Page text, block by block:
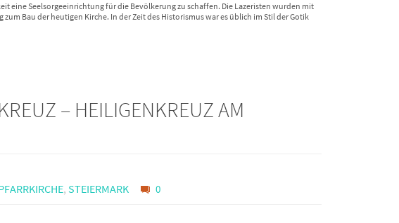
eine Seelsorgeeinrichtung für die Bevölkerung zu schaffen. Die Lazeristen wurden mit
Bau der heutigen Kirche. In der Zeit des Historismus war es üblich im Stil der Gotik
– HEILIGENKREUZ AM
, STEIERMARK 0